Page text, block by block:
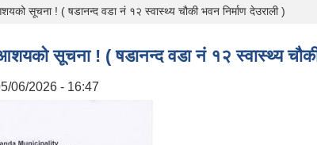
सूचना ! ( षडानन्द वडा नं १२ स्वास्थ्य चौकी भवन निर्माण देउराली )
सूचना ! ( षडानन्द वडा नं १२ स्वास्थ्य चौकी
06/2026 - 16:47